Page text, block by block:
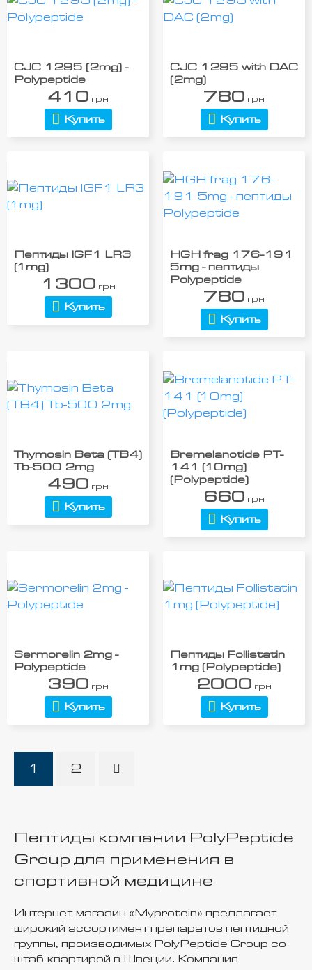
CJC 1295 (2mg) -
Polypeptide
410 грн
Купить
CJC 1295 with DAC
(2mg)
780 грн
Купить
Пептиды IGF1 LR3
(1mg)
1300 грн
Купить
HGH frag 176-191
5mg - пептиды
Polypeptide
780 грн
Купить
Thymosin Beta (TB4)
Tb-500 2mg
490 грн
Купить
Bremelanotide PT-
141 (10mg)
(Polypeptide)
660 грн
Купить
Sermorelin 2mg -
Polypeptide
390 грн
Купить
Пептиды Follistatin
1mg (Polypeptide)
2000 грн
Купить
1 2
Пептиды компании PolyPeptide
Group для применения в
спортивной медицине
Интернет-магазин «Myprotein» предлагает
широкий ассортимент препаратов пептидной
группы, производимых PolyPeptide Group со
штаб-квартирой в Швеции. Компания